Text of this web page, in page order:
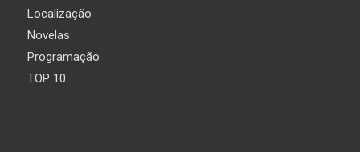
Localização
Novelas
Programação
TOP 10